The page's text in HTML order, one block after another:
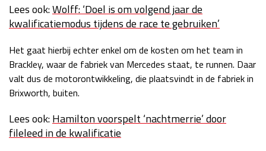
Race
zo 17:00 - 19:00
Lees ook:Wolff: ‘Doel is om volgend jaar de
kwalificatiemodus tijdens de race te gebruiken’
Het gaat hierbij echter enkel om de kosten om het team in
Brackley, waar de fabriek van Mercedes staat, te runnen. Daar
valt dus de motorontwikkeling, die plaatsvindt in de fabriek in
Brixworth, buiten.
Lees ook:Hamilton voorspelt ‘nachtmerrie’ door
fileleed in de kwalificatie